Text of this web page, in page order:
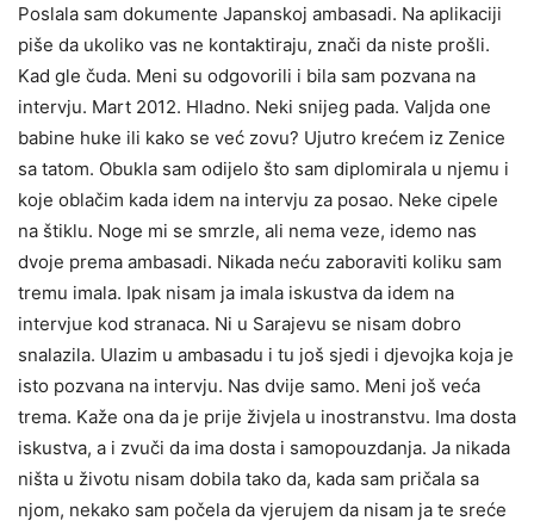
Poslala sam dokumente Japanskoj ambasadi. Na aplikaciji
piše da ukoliko vas ne kontaktiraju, znači da niste prošli.
Kad gle čuda. Meni su odgovorili i bila sam pozvana na
intervju. Mart 2012. Hladno. Neki snijeg pada. Valjda one
babine huke ili kako se već zovu? Ujutro krećem iz Zenice
sa tatom. Obukla sam odijelo što sam diplomirala u njemu i
koje oblačim kada idem na intervju za posao. Neke cipele
na štiklu. Noge mi se smrzle, ali nema veze, idemo nas
dvoje prema ambasadi. Nikada neću zaboraviti koliku sam
tremu imala. Ipak nisam ja imala iskustva da idem na
intervjue kod stranaca. Ni u Sarajevu se nisam dobro
snalazila. Ulazim u ambasadu i tu još sjedi i djevojka koja je
isto pozvana na intervju. Nas dvije samo. Meni još veća
trema. Kaže ona da je prije živjela u inostranstvu. Ima dosta
iskustva, a i zvuči da ima dosta i samopouzdanja. Ja nikada
ništa u životu nisam dobila tako da, kada sam pričala sa
njom, nekako sam počela da vjerujem da nisam ja te sreće